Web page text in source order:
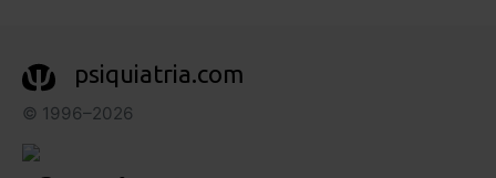
psiquiatria.com
© 1996–2026